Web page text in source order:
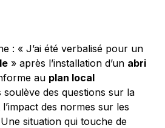
: « J’ai été verbalisé pour un
» après l’installation d’un abri
au plan local
soulève des questions sur la
des normes sur les
situation qui touche de